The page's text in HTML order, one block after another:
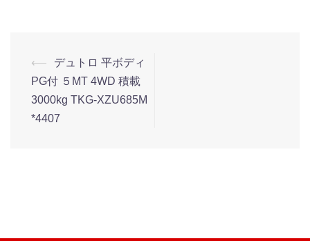
⟵
デュトロ 平ボディ
PG付 ５MT 4WD 積載
3000kg TKG-XZU685M
*4407